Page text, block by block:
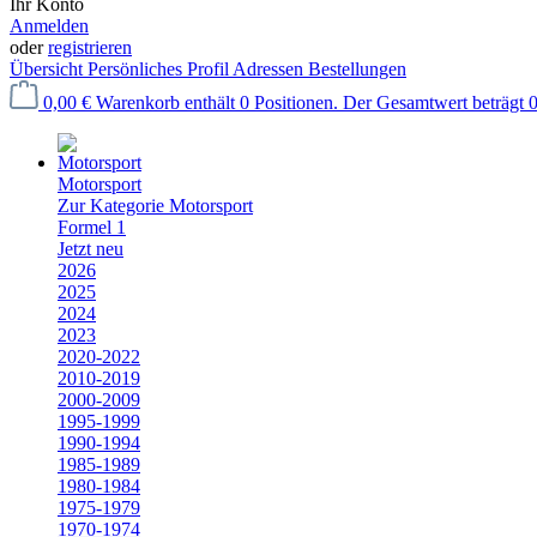
Ihr Konto
Anmelden
oderregistrieren
Übersicht Persönliches Profil Adressen Bestellungen
0,00 € Warenkorb enthält 0 Positionen. Der Gesamtwert beträgt
Motorsport
Zur Kategorie Motorsport
Formel 1
Jetzt neu
2026
2025
2024
2023
2020-2022
2010-2019
2000-2009
1995-1999
1990-1994
1985-1989
1980-1984
1975-1979
1970-1974